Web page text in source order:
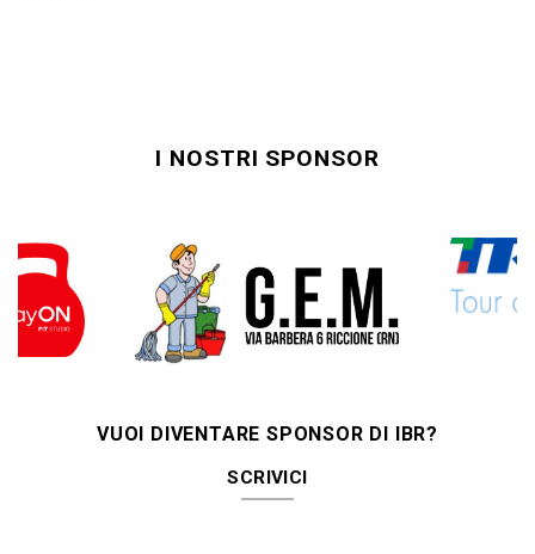
I NOSTRI SPONSOR
VUOI DIVENTARE SPONSOR DI IBR?
SCRIVICI